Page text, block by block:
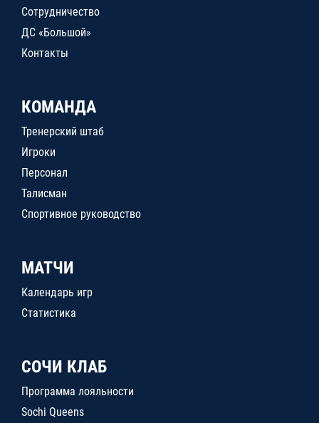
Сотрудничество
ДС «Большой»
Контакты
КОМАНДА
Тренерский штаб
Игроки
Персонал
Талисман
Спортивное руководство
МАТЧИ
Календарь игр
Статистика
СОЧИ КЛАБ
Программа лояльности
Sochi Queens